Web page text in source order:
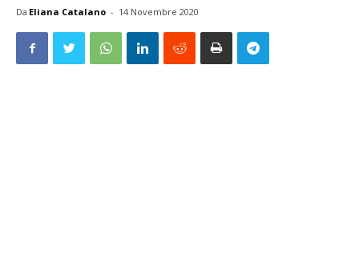
Da Eliana Catalano - 14 Novembre 2020